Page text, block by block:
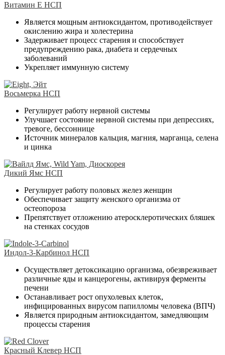
Витамин Е НСП
Является мощным антиоксидантом, противодействует
окислению жира и холестерина
Задерживает процесс старения и способствует
предупреждению рака, диабета и сердечных
заболеваний
Укрепляет иммунную систему
Восьмерка НСП
Регулирует работу нервной системы
Улучшает состояние нервной системы при депрессиях,
тревоге, бессоннице
Источник минералов кальция, магния, марганца, селена
и цинка
Дикий Ямс НСП
Регулирует работу половых желез женщин
Обеспечивает защиту женского организма от
остеопороза
Препятствует отложению атеросклеротических бляшек
на стенках сосудов
Индол-3-Карбинол НСП
Осуществляет детоксикацию организма, обезвреживает
различные яды и канцерогены, активируя ферменты
печени
Останавливает рост опухолевых клеток,
инфицированных вирусом папилломы человека (ВПЧ)
Является природным антиоксидантом, замедляющим
процессы старения
Красный Клевер НСП